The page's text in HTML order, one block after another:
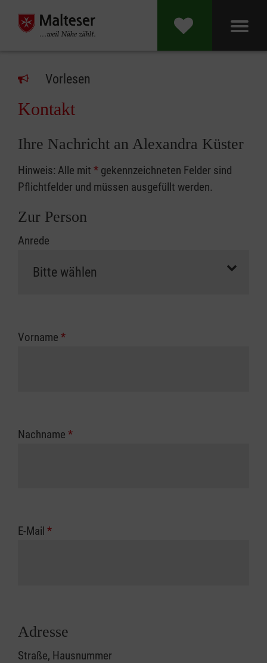
Vorlesen
Kontakt
Ihre Nachricht an Alexandra Küster
Hinweis: Alle mit * gekennzeichneten Felder sind
Pflichtfelder und müssen ausgefüllt werden.
Zur Person
Anrede
Vorname *
Nachname *
E-Mail *
Adresse
Straße, Hausnummer